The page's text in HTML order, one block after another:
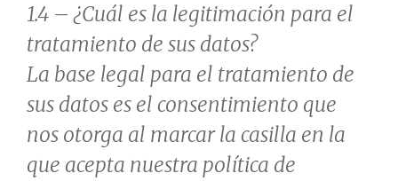
1.4 – ¿Cuál es la legitimación para el
tratamiento de sus datos?
La base legal para el tratamiento de
sus datos es el consentimiento que
nos otorga al marcar la casilla en la
que acepta nuestra política de